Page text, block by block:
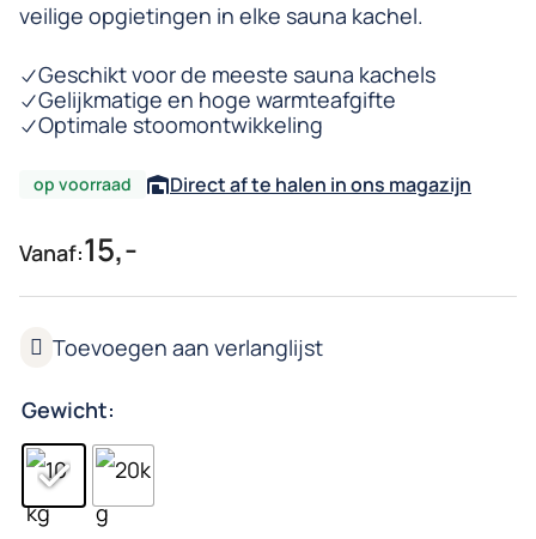
veilige opgietingen in elke sauna kachel.
Geschikt voor de meeste sauna kachels
Gelijkmatige en hoge warmteafgifte
Optimale stoomontwikkeling
op voorraad Direct af te halen in ons magazijn
Vanaf:15,-
Gewicht: